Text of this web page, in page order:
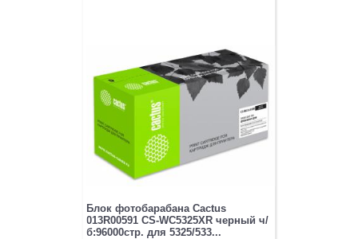
Блок фотобарабана Cactus
013R00591 CS-WC5325XR черный ч/
б:96000стр. для 5325/533...